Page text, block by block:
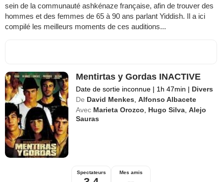
sein de la communauté ashkénaze française, afin de trouver des
hommes et des femmes de 65 à 90 ans parlant Yiddish. Il a ici
compilé les meilleurs moments de ces auditions...
Mentirtas y Gordas INACTIVE
Date de sortie inconnue | 1h 47min | Divers
De David Menkes ,Alfonso Albacete
Avec Marieta Orozco Hugo Silva ,Alejo
Sauras
Spectateurs Mes amis